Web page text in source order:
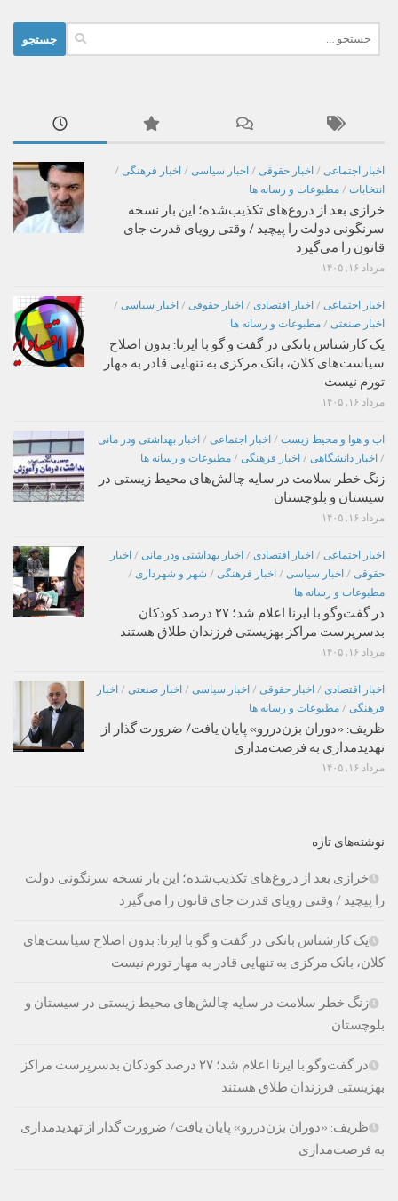
برای:
اخبار اجتماعی / اخبار حقوقی / اخبار سیاسی / اخبار فرهنگی /
انتخابات / مطبوعات و رسانه ها
خرازی بعد از دروغ‌های تکذیب‌شده؛ این بار نسخه
سرنگونی دولت را پیچید / وقتی رویای قدرت جای
قانون را می‌گیرد
مرداد ۱۶, ۱۴۰۵
اخبار اجتماعی / اخبار اقتصادی / اخبار حقوقی / اخبار سیاسی /
اخبار صنعتی / مطبوعات و رسانه ها
یک کارشناس بانکی در گفت و گو با ایرنا: بدون اصلاح
سیاست‌های کلان، بانک مرکزی به تنهایی قادر به مهار
تورم نیست
مرداد ۱۶, ۱۴۰۵
اب و هوا و محیط زیست / اخبار اجتماعی / اخبار بهداشتی ودر مانی
/ اخبار دانشگاهی / اخبار فرهنگی / مطبوعات و رسانه ها
زنگ خطر سلامت در سایه چالش‌های محیط زیستی در
سیستان و بلوچستان
مرداد ۱۶, ۱۴۰۵
اخبار اجتماعی / اخبار اقتصادی / اخبار بهداشتی ودر مانی / اخبار
حقوقی / اخبار سیاسی / اخبار فرهنگی / شهر و شهرداری /
مطبوعات و رسانه ها
در گفت‌وگو با ایرنا اعلام شد؛ ۲۷ درصد کودکان
بدسرپرست مراکز بهزیستی فرزندان طلاق هستند
مرداد ۱۶, ۱۴۰۵
اخبار اقتصادی / اخبار حقوقی / اخبار سیاسی / اخبار صنعتی / اخبار
فرهنگی / مطبوعات و رسانه ها
ظریف: «دوران بزن‌دررو» پایان یافت/ ضرورت گذار از
تهدیدمداری به فرصت‌مداری
مرداد ۱۶, ۱۴۰۵
نوشته‌های تازه
خرازی بعد از دروغ‌های تکذیب‌شده؛ این بار نسخه سرنگونی دولت
را پیچید / وقتی رویای قدرت جای قانون را می‌گیرد
یک کارشناس بانکی در گفت و گو با ایرنا: بدون اصلاح سیاست‌های
کلان، بانک مرکزی به تنهایی قادر به مهار تورم نیست
زنگ خطر سلامت در سایه چالش‌های محیط زیستی در سیستان و
بلوچستان
در گفت‌وگو با ایرنا اعلام شد؛ ۲۷ درصد کودکان بدسرپرست مراکز
بهزیستی فرزندان طلاق هستند
ظریف: «دوران بزن‌دررو» پایان یافت/ ضرورت گذار از تهدیدمداری
به فرصت‌مداری